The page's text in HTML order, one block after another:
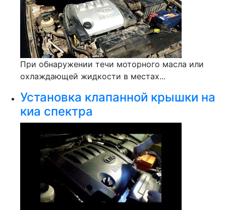
При обнаружении течи моторного масла или
охлаждающей жидкости в местах...
Установка клапанной крышки на
киа спектра